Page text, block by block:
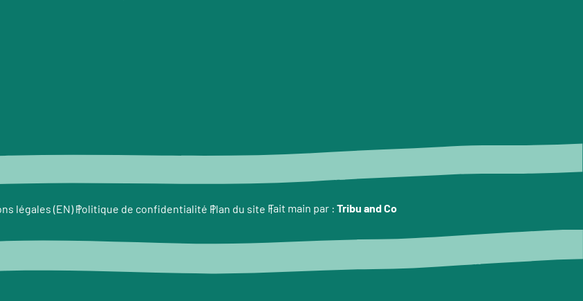
légales (EN) Politique de confidentialité Plan du site Fait main par : Tribu and Co